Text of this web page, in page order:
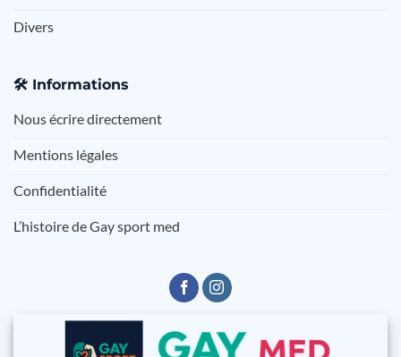
Divers
🛠️ Informations
Nous écrire directement
Mentions légales
Confidentialité
L’histoire de Gay sport med